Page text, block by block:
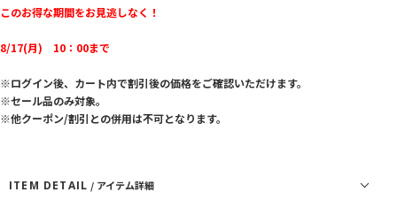
このお得な期間をお見逃しなく！
8/17(月) 10：00まで
※ログイン後、カート内で割引後の価格をご確認いただけます。
※セール品のみ対象。
※他クーポン/割引との併用は不可となります。
ITEM DETAIL / アイテム詳細